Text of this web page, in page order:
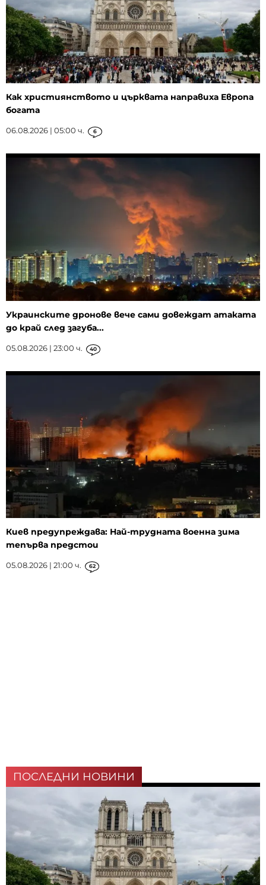
Как християнството и църквата направиха Европа
богата
06.08.2026 | 05:00 ч. 6
Украинските дронове вече сами довеждат атаката
до край след загуба...
05.08.2026 | 23:00 ч. 40
Киев предупреждава: Най-трудната военна зима
тепърва предстои
05.08.2026 | 21:00 ч. 62
ПОСЛЕДНИ НОВИНИ